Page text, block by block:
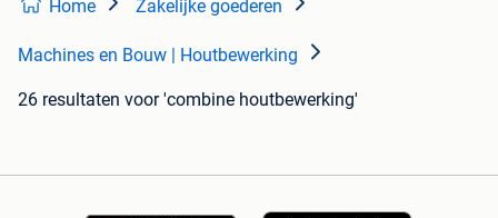
Home Zakelijke goederen
Machines en Bouw | Houtbewerking
26 resultaten voor 'combine houtbewerking'